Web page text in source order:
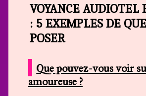
VOYANCE AUDIOTEL
: 5 EXEMPLES DE
POSER
Que pouvez-vous voir
amoureuse ?